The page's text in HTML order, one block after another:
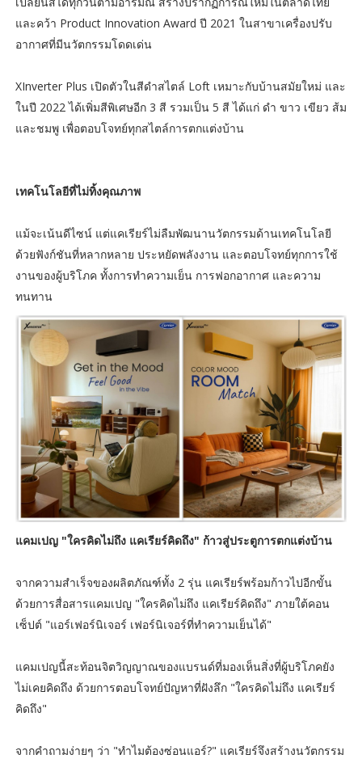
และคว้า Product Innovation Award ปี 2021 ในสาขาเครื่องปรับ
อากาศที่มีนวัตกรรมโดดเด่น
XInverter Plus เปิดตัวในสีดำสไตล์ Loft เหมาะกับบ้านสมัยใหม่ และ
ในปี 2022 ได้เพิ่มสีพิเศษอีก 3 สี รวมเป็น 5 สี ได้แก่ ดำ ขาว เขียว ส้ม
และชมพู เพื่อตอบโจทย์ทุกสไตล์การตกแต่งบ้าน
เทคโนโลยีที่ไม่ทิ้งคุณภาพ
แม้จะเน้นดีไซน์ แต่แคเรียร์ไม่ลืมพัฒนานวัตกรรมด้านเทคโนโลยี
ด้วยฟังก์ชันที่หลากหลาย ประหยัดพลังงาน และตอบโจทย์ทุกการใช้
งานของผู้บริโภค ทั้งการทำความเย็น การฟอกอากาศ และความ
ทนทาน
แคมเปญ "ใครคิดไม่ถึง แคเรียร์คิดถึง" ก้าวสู่ประตูการตกแต่งบ้าน
จากความสำเร็จของผลิตภัณฑ์ทั้ง 2 รุ่น แคเรียร์พร้อมก้าวไปอีกขั้น
ด้วยการสื่อสารแคมเปญ "ใครคิดไม่ถึง แคเรียร์คิดถึง" ภายใต้คอน
เซ็ปต์ "แอร์เฟอร์นิเจอร์ เฟอร์นิเจอร์ที่ทำความเย็นได้"
แคมเปญนี้สะท้อนจิตวิญญาณของแบรนด์ที่มองเห็นสิ่งที่ผู้บริโภคยัง
ไม่เคยคิดถึง ด้วยการตอบโจทย์ปัญหาที่ฝังลึก "ใครคิดไม่ถึง แคเรียร์
คิดถึง"
จากคำถามง่ายๆ ว่า "ทำไมต้องซ่อนแอร์?" แคเรียร์จึงสร้างนวัตกรรม